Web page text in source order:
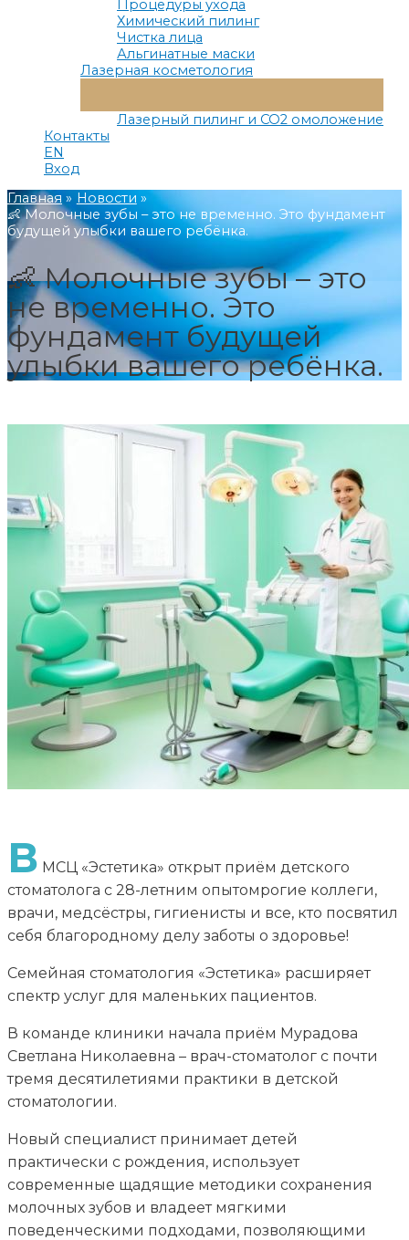
Процедуры ухода
Химический пилинг
Чистка лица
Альгинатные маски
Лазерная косметология
Меню
Лазерный пилинг и СО2 омоложение
Контакты
EN
Вход
Главная
Новости
👶 Молочные зубы – это не временно. Это фундамент
будущей улыбки вашего ребёнка.
👶 Молочные зубы – это
не временно. Это
фундамент будущей
улыбки вашего ребёнка.
В МСЦ «Эстетика» открыт приём детского
стоматолога с 28-летним опытомрогие коллеги,
врачи, медсёстры, гигиенисты и все, кто посвятил
себя благородному делу заботы о здоровье!
Семейная стоматология «Эстетика» расширяет
спектр услуг для маленьких пациентов.
В команде клиники начала приём Мурадова
Светлана Николаевна – врач-стоматолог с почти
тремя десятилетиями практики в детской
стоматологии.
Новый специалист принимает детей
практически с рождения, использует
современные щадящие методики сохранения
молочных зубов и владеет мягкими
поведенческими подходами, позволяющими